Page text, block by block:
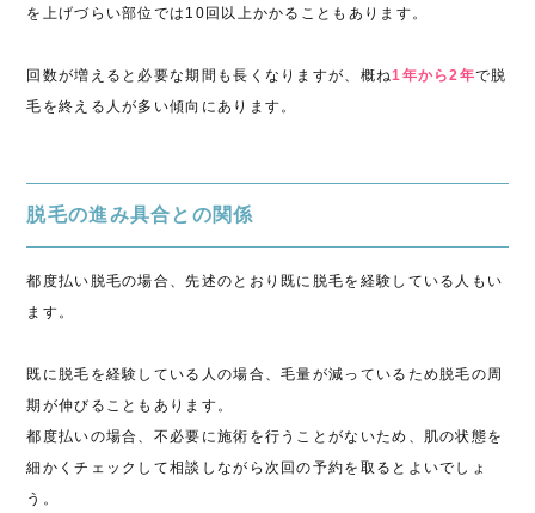
を上げづらい部位では10回以上かかることもあります。
回数が増えると必要な期間も長くなりますが、概ね1年から2年で脱
毛を終える人が多い傾向にあります。
脱毛の進み具合との関係
都度払い脱毛の場合、先述のとおり既に脱毛を経験している人もい
ます。
既に脱毛を経験している人の場合、毛量が減っているため脱毛の周
期が伸びることもあります。
都度払いの場合、不必要に施術を行うことがないため、肌の状態を
細かくチェックして相談しながら次回の予約を取るとよいでしょ
う。